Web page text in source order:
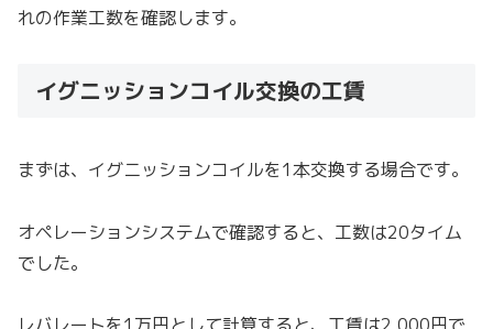
れの作業工数を確認します。
イグニッションコイル交換の工賃
まずは、イグニッションコイルを1本交換する場合です。
オペレーションシステムで確認すると、工数は20タイム
でした。